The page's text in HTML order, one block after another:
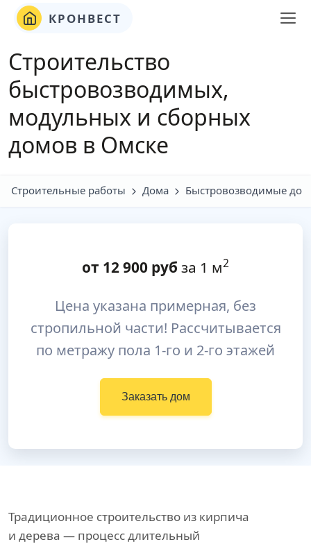
КРОНВЕСТ
Строительство
быстровозводимых,
модульных и сборных
домов в Омске
Строительные работы Дома Быстровозводимые
от 12 900 руб за 1 м2
Цена указана примерная, без
стропильной части! Рассчитывается
по метражу пола 1-го и 2-го этажей
Заказать дом
Традиционное строительство из кирпича
и дерева — процесс длительный